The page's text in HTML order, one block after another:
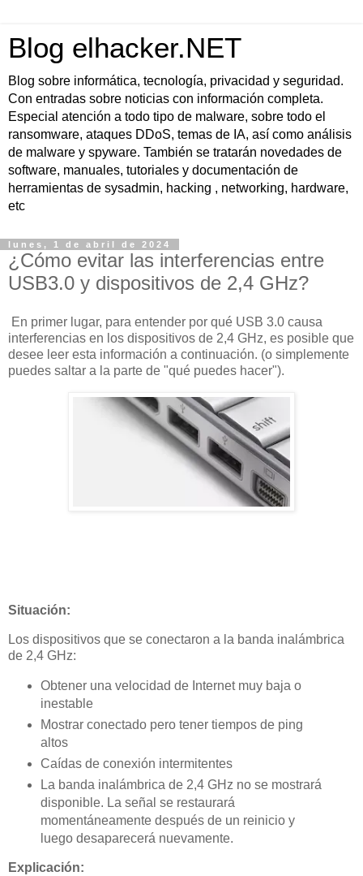
Blog elhacker.NET
Blog sobre informática, tecnología, privacidad y seguridad.
Con entradas sobre noticias con información completa.
Especial atención a todo tipo de malware, sobre todo el
ransomware, ataques DDoS, temas de IA, así como análisis
de malware y spyware. También se tratarán novedades de
software, manuales, tutoriales y documentación de
herramientas de sysadmin, hacking , networking, hardware,
etc
lunes, 1 de abril de 2024
¿Cómo evitar las interferencias entre
USB3.0 y dispositivos de 2,4 GHz?
En primer lugar, para entender por qué USB 3.0 causa
interferencias en los dispositivos de 2,4 GHz, es posible que
desee leer esta información a continuación. (o simplemente
puedes saltar a la parte de "qué puedes hacer").
Situación:
Los dispositivos que se conectaron a la banda inalámbrica
de 2,4 GHz:
Obtener una velocidad de Internet muy baja o
inestable
Mostrar conectado pero tener tiempos de ping
altos
Caídas de conexión intermitentes
La banda inalámbrica de 2,4 GHz no se mostrará
disponible. La señal se restaurará
momentáneamente después de un reinicio y
luego desaparecerá nuevamente.
Explicación: